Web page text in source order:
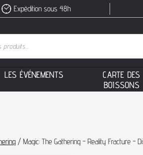
Expédition sous 48h
LES ÉVÉNEMENTS CARTE DES
BOISSONS
/ Magic: The Gathering - Reality Fracture -